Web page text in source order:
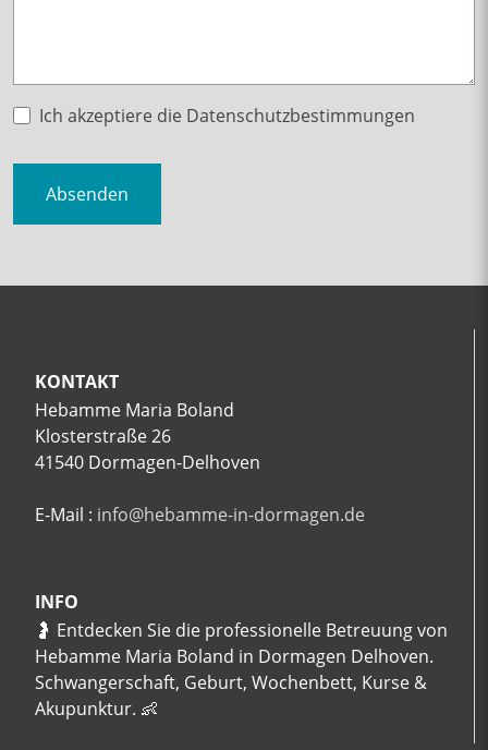
Ich akzeptiere die Datenschutzbestimmungen
KONTAKT
Hebamme Maria Boland
Klosterstraße 26
41540 Dormagen-Delhoven
E-Mail : info@hebamme-in-dormagen.de
INFO
🤰 Entdecken Sie die professionelle Betreuung von
Hebamme Maria Boland in Dormagen Delhoven.
Schwangerschaft, Geburt, Wochenbett, Kurse &
Akupunktur. 👶